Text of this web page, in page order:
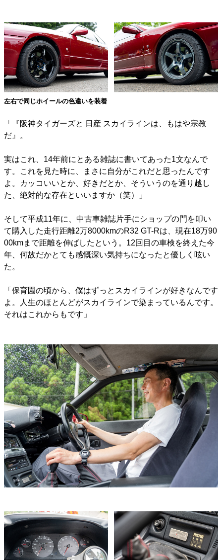
左右で同じホイールの色違いを装着
「『阪神タイガーズと 日産 スカイラインは、もはや宗教
だ』。
実はこれ、14年前にとある雑誌に書いてあった1文なんで
す。これを見た時に、まさに自分がこれだと思ったんです
よ。カッコいいとか、好きだとか、そういうのを通り越し
た、絶対的な存在といいますか（笑）」
そして平成11年に、中古車雑誌片手にショップの門を叩い
て購入した走行距離2万8000kmのR32 GT-Rは、現在18万90
00kmまで距離を伸ばしたという。12回目の車検を終えた今
年、何故だかとても感慨深い気持ちになったと優しく呟い
た。
「保育園の頃から、僕はずっとスカイラインが好きなんです
よ。人生のほとんどがスカイラインで染まっているんです。
それはこれからもです」